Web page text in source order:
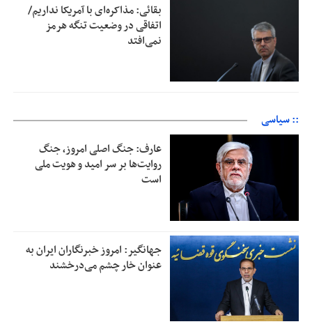
بقائی: مذاکره‌ای با آمریکا نداریم/
اتفاقی در وضعیت تنگه هرمز
نمی‌افتد
:: سیاسی
عارف: جنگ اصلی امروز، جنگ
روایت‌ها بر سر امید و هویت ملی
است
جهانگیر: امروز خبرنگاران ایران به
عنوان خار چشم می‌درخشند